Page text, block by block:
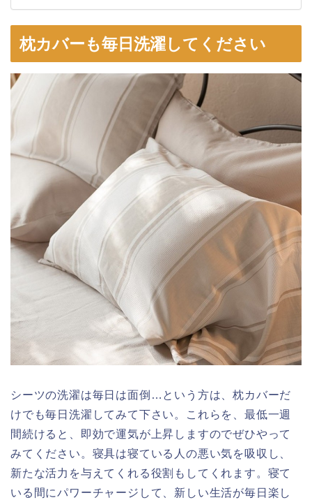
枕カバーも毎日洗濯してください
シーツの洗濯は毎日は面倒…という方は、枕カバーだ
けでも毎日洗濯してみて下さい。これらを、最低一週
間続けると、即効で運気が上昇しますのでぜひやって
みてください。寝具は寝ている人の悪い気を吸収し、
新たな活力を与えてくれる役割もしてくれます。寝て
いる間にパワーチャージして、新しい生活が毎日楽し